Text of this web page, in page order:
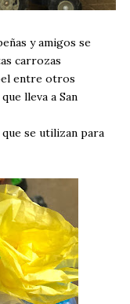
y amigos se
carrozas
entre otros
lleva a San
se utilizan para